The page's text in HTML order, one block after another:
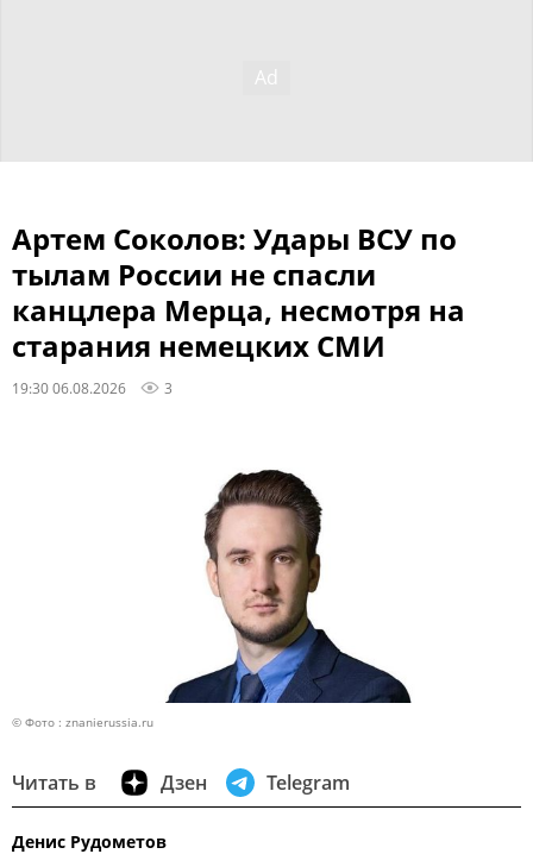
Артем Соколов: Удары ВСУ по
тылам России не спасли
канцлера Мерца, несмотря на
старания немецких СМИ
19:30 06.08.2026 3
© Фото : znanierussia.ru
Читать в Дзен Telegram
Денис Рудометов